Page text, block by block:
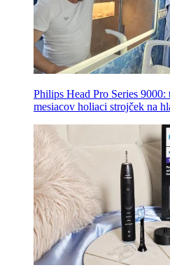
Philips Head Pro Series
mesiacov holiaci strojček na